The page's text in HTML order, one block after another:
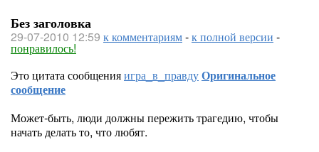
Без заголовка
29-07-2010 12:59 к комментариям-к полной версии -
понравилось!
Это цитата сообщенияигра_в_правдуОригинальное
сообщение
Может-быть, люди должны пережить трагедию, чтобы
начать делать то, что любят.